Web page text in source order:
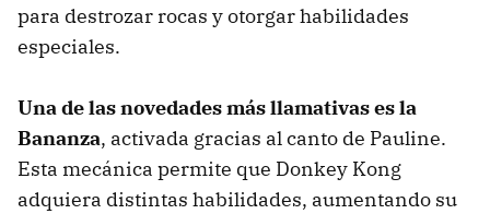
para destrozar rocas y otorgar habilidades
especiales.
Una de las novedades más llamativas es la
Bananza, activada gracias al canto de Pauline.
Esta mecánica permite que Donkey Kong
adquiera distintas habilidades, aumentando su